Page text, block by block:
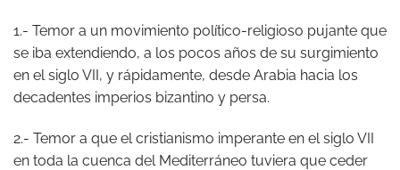
1.- Temor a un movimiento político-religioso pujante que
se iba extendiendo, a los pocos años de su surgimiento
en el siglo VII, y rápidamente, desde Arabia hacia los
decadentes imperios bizantino y persa.
2.- Temor a que el cristianismo imperante en el siglo VII
en toda la cuenca del Mediterráneo tuviera que ceder